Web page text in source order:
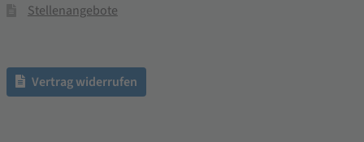
Stellenangebote
Vertrag widerrufen